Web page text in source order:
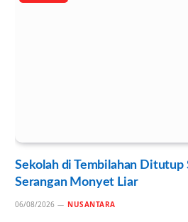
Sekolah di Tembilahan Ditutup
Serangan Monyet Liar
06/08/2026 NUSANTARA